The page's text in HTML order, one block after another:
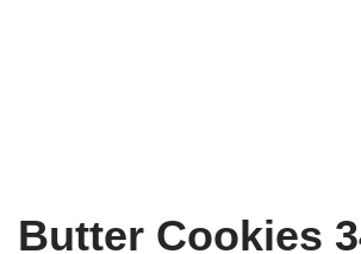
Butter Cookies